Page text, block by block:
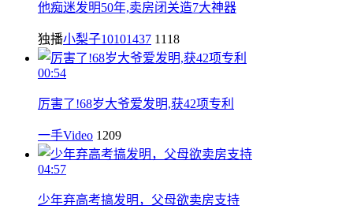
他痴迷发明50年,卖房闭关造7大神器
独播小梨子10101437 1118
00:54
厉害了!68岁大爷爱发明,获42项专利
一手Video 1209
04:57
少年弃高考搞发明，父母欲卖房支持